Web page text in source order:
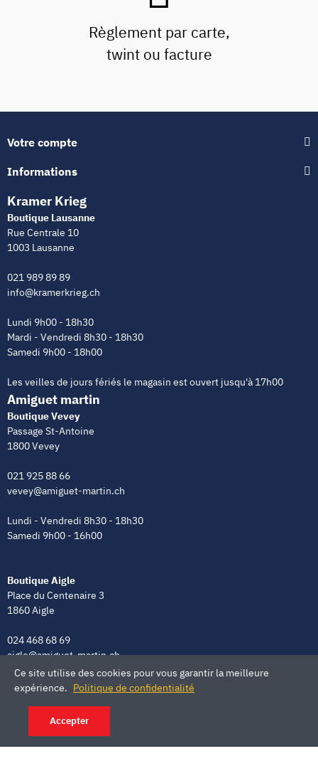
Règlement par carte,
twint ou facture
Votre compte
Informations
Kramer Krieg
Boutique Lausanne
Rue Centrale 10
1003 Lausanne
021 989 89 89
info@kramerkrieg.ch
Lundi 9h00 - 18h30
Mardi - Vendredi 8h30 - 18h30
Samedi 9h00 - 18h00
Les veilles de jours fériés le magasin est ouvert jusqu'à 17h00
Amiguet martin
Boutique Vevey
Passage St-Antoine
1800 Vevey
021 925 88 66
vevey@amiguet-martin.ch
Lundi - Vendredi 8h30 - 18h30
Samedi 9h00 - 16h00
Boutique Aigle
Place du Centenaire 3
1860 Aigle
024 468 68 69
aigle@amiguet-martin.ch
Lundi - Vendredi 8h00 - 12h00 | 13h30 - 18h30
Ce site utilise des cookies pour vous garantir la meilleure
expérience. Politique de confidentialité
Accepter